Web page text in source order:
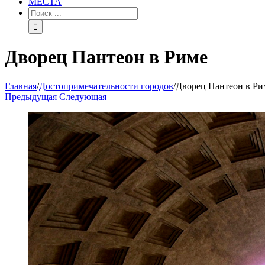
Дворец Пантеон в Риме
Главная/Достопримечательности городов/Дворец Пантеон в
Предыдущая Следующая